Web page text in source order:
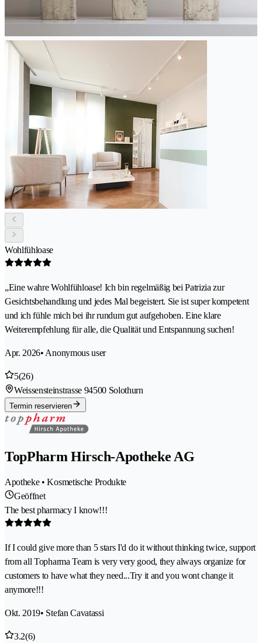
Wohlfühloase
„Eine wahre Wohlfühloase! Ich bin regelmäßig bei Patrizia zur
Gesichtsbehandlung und jedes Mal begeistert. Sie ist super kompetent
und ich fühle mich bei ihr rundum gut aufgehoben. Eine klare
Weiterempfehlung für alle, die Qualität und Entspannung suchen!
Apr. 2026• Anonymous user
5(26)
Weissensteinstrasse 94500 Solothurn
Termin reservieren
TopPharm Hirsch-Apotheke AG
Apotheke • Kosmetische Produkte
Geöffnet
The best pharmacy I know!!!
If I could give more than 5 stars I'd do it without thinking twice, support
from all Topharma Team is very very good, they always organize for
customers to have what they need...Try it and you wont change it
anymore!!!
Okt. 2019• Stefan Cavatassi
3.2(6)